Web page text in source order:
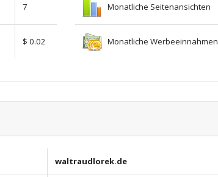
7
$ 0.02
Monatliche Seitenansichten
Monatliche Werbeeinnahmen
waltraudlorek.de